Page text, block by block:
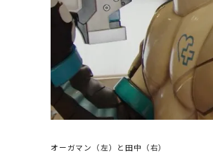
オーガマン（左）と田中（右）